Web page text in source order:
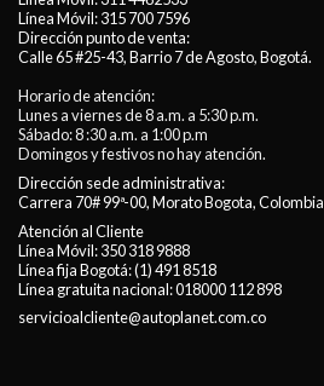
Línea Móvil:315 700 7596
Dirección punto de venta:
Calle 65 #25-43, Barrio 7 de Agosto, Bogotá.
Horario de atención:
Lunes a viernes de 8 a.m. a 5:30 p.m.
Sábado: 8 :30 a.m. a 1:00 p.m
Domingos y festivos no hay atención.
Dirección sede administrativa:
Carrera 70# 99ª-00, Morato Bogota, Colombia
Atención al Cliente
Línea Móvil:350 318 9888
Línea fija Bogotá:(1) 491 8518
Línea gratuita nacional:018000 112 898
servicioalcliente@autoplanet.com.co